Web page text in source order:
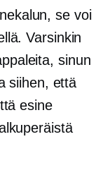
se voi
Varsinkin
sinun
siihen, että
esine